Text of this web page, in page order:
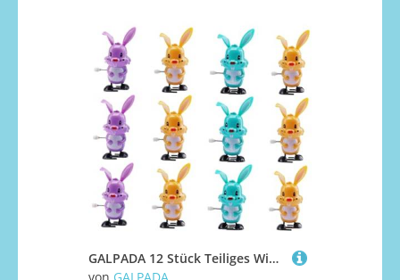
GALPADA 12 Stück Teiliges Wind up Kaninchen Bunte Aufziehhasen aus Robustem Kunststoff Batteriefreies Bewegungsspielzeug für Jungen und Mädchen als Ostergeschenk und Reisespielzeug